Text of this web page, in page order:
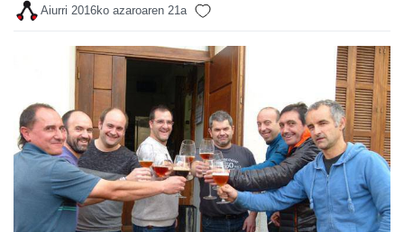
Aiurri 2016ko azaroaren 21a